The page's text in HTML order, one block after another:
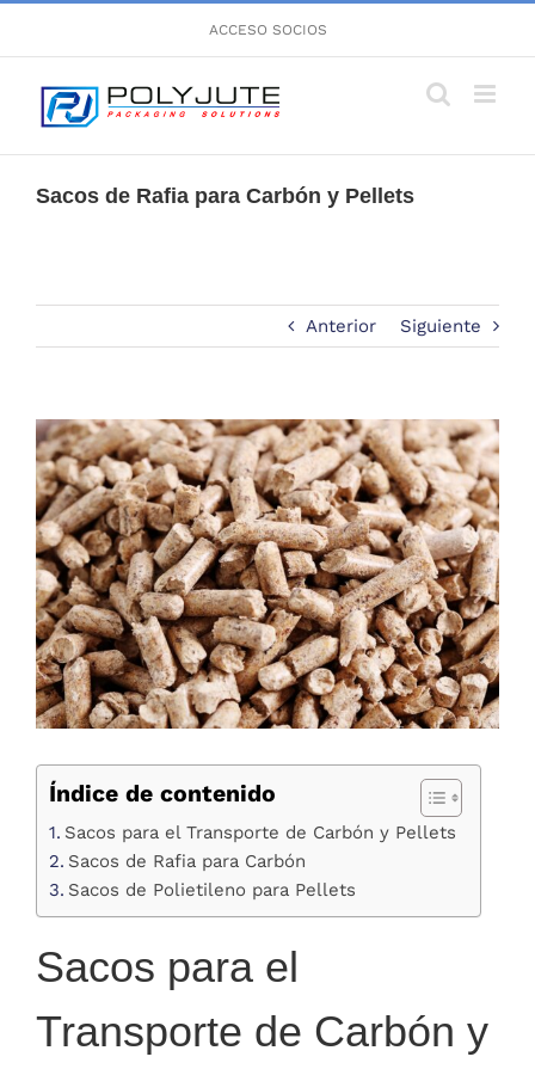
Saltar
contenido
ACCESO SOCIOS
Sacos de Rafia para Carbón y Pellets
Anterior Siguiente
Ver
imagen
más
grande
Índice de contenido
Sacos para el Transporte de Carbón y Pellets
Sacos de Rafia para Carbón
Sacos de Polietileno para Pellets
Sacos para el
Transporte de Carbón y